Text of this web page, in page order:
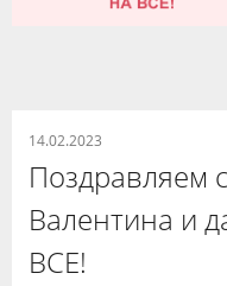
14.02.2023
Поздравляем
Валентина и
ВСЕ!